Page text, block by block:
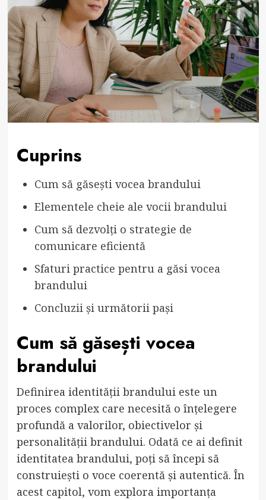
Cuprins
Cum să găsești vocea brandului
Elementele cheie ale vocii brandului
Cum să dezvolți o strategie de
comunicare eficientă
Sfaturi practice pentru a găsi vocea
brandului
Concluzii și următorii pași
Cum să găsești vocea
brandului
Definirea identității brandului este un
proces complex care necesită o înțelegere
profundă a valorilor, obiectivelor și
personalității brandului. Odată ce ai definit
identitatea brandului, poți să începi să
construiești o voce coerentă și autentică. În
acest capitol, vom explora importanța